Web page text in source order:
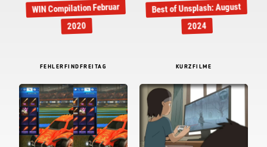
WIN Compilation Februar
2020
Best of Unsplash: August
2024
FEHLERFINDFREITAG KURZFILME